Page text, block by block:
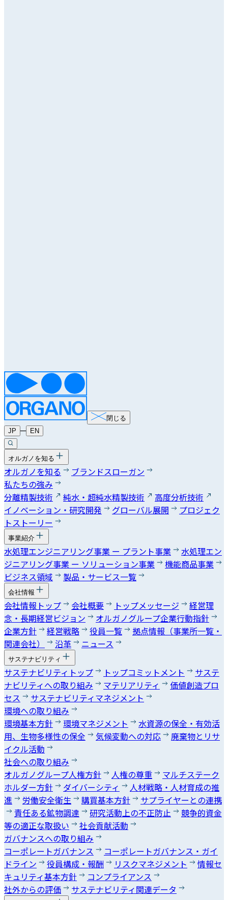
閉じる
JP ─ EN
オルガノを知る
オルガノを知る
ブランドスローガン
私たちの強み
分離精製技術
純水・超純水精製技術
高度分析技術
イノベーション・研究開発
グローバル展開
プロジェク
トストーリー
事業紹介
水処理エンジニアリング事業 ー プラント事業
水処理エン
ジニアリング事業 ー ソリューション事業
機能商品事業
ビジネス領域
製品・サービス一覧
会社情報
会社情報トップ 会社概要 トップメッセージ
経営理
念・長期経営ビジョン
オルガノグループ企業行動指針
企業方針
経営戦略 役員一覧
拠点情報（事業所一覧・
関連会社）
沿革 ニュース
サステナビリティ
サステナビリティトップ トップコミットメント
サステ
ナビリティへの取り組み
マテリアリティ
価値創造プロ
セス
サステナビリティマネジメント
環境への取り組み
環境基本方針
環境マネジメント
水資源の保全・有効活
用、生物多様性の保全
気候変動への対応
廃棄物とリサ
イクル活動
社会への取り組み
オルガノグループ人権方針
人権の尊重
マルチステーク
ホルダー方針
ダイバーシティ
人材戦略・人材育成の推
進
労働安全衛生 購買基本方針
サプライヤーとの連携
責任ある鉱物調達
研究活動上の不正防止
競争的資金
等の適正な取扱い
社会貢献活動
ガバナンスへの取り組み
コーポレートガバナンス
コーポレートガバナンス・ガイ
ドライン
役員構成・報酬 リスクマネジメント
情報セ
キュリティ基本方針
コンプライアンス
社外からの評価
サステナビリティ関連データ